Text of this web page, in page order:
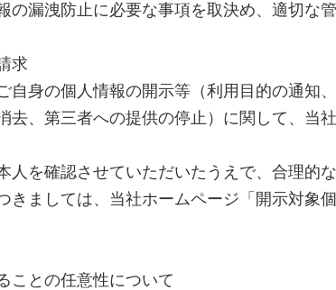
の漏洩防止に必要な事項を取決め、適切な
求
自身の個人情報の開示等（利用目的の通知
去、第三者への提供の停止）に関して、当
人を確認させていただいたうえで、合理的
きましては、当社ホームページ「開示対象
ことの任意性について